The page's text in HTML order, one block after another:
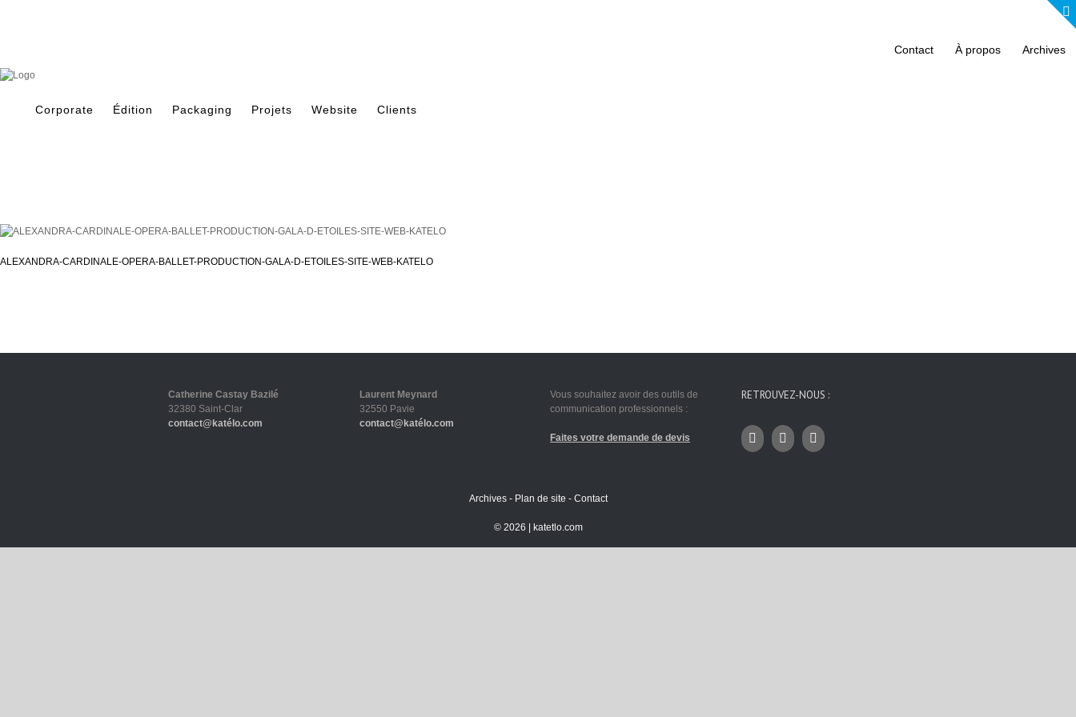
Contact À propos Archives
Corporate Édition Packaging Projets Website Clients
ALEXANDRA-CARDINALE-OPERA-BALLET-PRODUCTION-GALA-D-ETOILES-SITE-WEB-KATELO
Catherine Castay Bazilé
32380 Saint-Clar
contact@katélo.com
Laurent Meynard
32550 Pavie
contact@katélo.com
Vous souhaitez avoir des outils de
communication professionnels :
Faites votre demande de devis
RETROUVEZ-NOUS :
Archives- Plan de site - Contact
© 2026 | katetlo.com